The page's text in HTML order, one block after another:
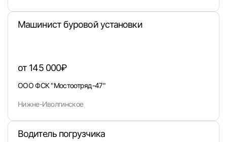
Войти с VK ID
Машинист буровой установки
от 145 000₽
ООО ФСК "Мостоотряд-47"
Нижне-Иволгинское
Водитель погрузчика